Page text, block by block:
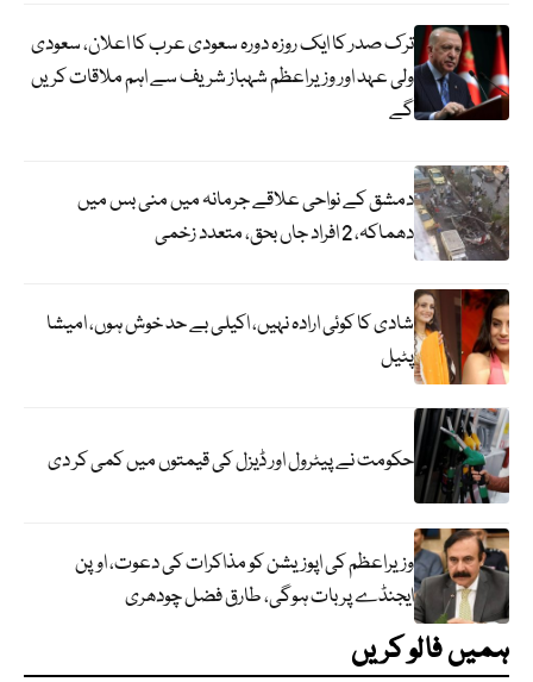
ترک صدر کا ایک روزہ دورہ سعودی عرب کا اعلان، سعودی
ولی عہد اور وزیراعظم شہباز شریف سے اہم ملاقات کریں
گے
دمشق کے نواحی علاقے جرمانہ میں منی بس میں
دھماکہ، 2 افراد جاں بحق، متعدد زخمی
شادی کا کوئی ارادہ نہیں، اکیلی بے حد خوش ہوں، امیشا
پٹیل
حکومت نے پیٹرول اور ڈیزل کی قیمتوں میں کمی کر دی
وزیراعظم کی اپوزیشن کو مذاکرات کی دعوت، اوپن
ایجنڈے پر بات ہوگی، طارق فضل چودھری
ہمیں فالو کریں